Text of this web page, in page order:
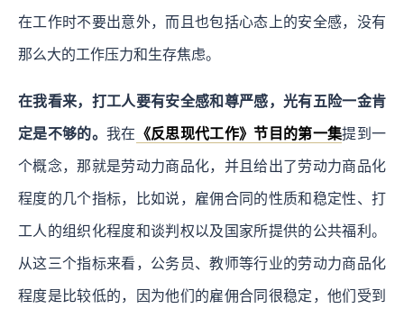
在工作时不要出意外，而且也包括心态上的安全感，没有
那么大的工作压力和生存焦虑。
在我看来，打工人要有安全感和尊严感，光有五险一金肯
定是不够的。 我在 《反思现代工作》节目的第一集提到一
个概念，那就是劳动力商品化，并且给出了劳动力商品化
程度的几个指标，比如说，雇佣合同的性质和稳定性、打
工人的组织化程度和谈判权以及国家所提供的公共福利。
从这三个指标来看，公务员、教师等行业的劳动力商品化
程度是比较低的，因为他们的雇佣合同很稳定，他们受到